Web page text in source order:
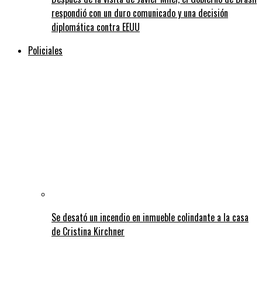
respondió con un duro comunicado y una decisión
diplomática contra EEUU
Policiales
Se desató un incendio en inmueble colindante a la casa
de Cristina Kirchner